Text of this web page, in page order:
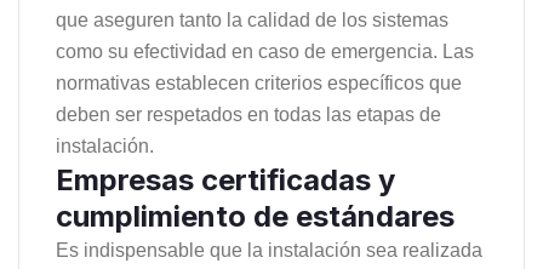
que aseguren tanto la calidad de los sistemas
como su efectividad en caso de emergencia. Las
normativas establecen criterios específicos que
deben ser respetados en todas las etapas de
instalación.
Empresas certificadas y
cumplimiento de estándares
Es indispensable que la instalación sea realizada